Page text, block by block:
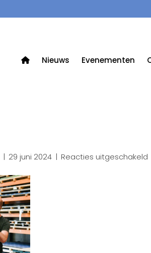
Nieuws Evenementen
| 29 juni 2024 | Reacties uitgeschakeld